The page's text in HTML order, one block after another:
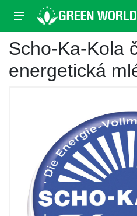
Scho-Ka-Kola
energetická